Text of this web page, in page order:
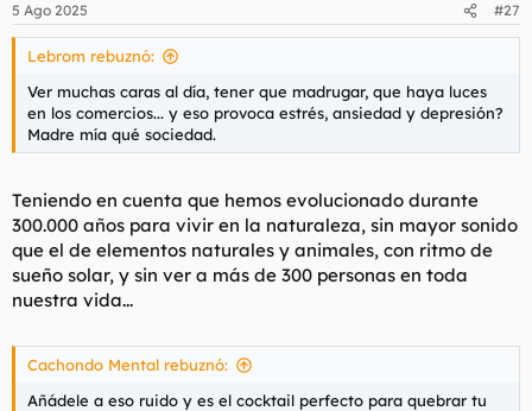
e
s
5 Ago 2025 #27
Lebrom rebuznó:
Ver muchas caras al día, tener que madrugar, que haya luces
en los comercios... y eso provoca estrés, ansiedad y depresión?
Madre mía qué sociedad.
Teniendo en cuenta que hemos evolucionado durante
300.000 años para vivir en la naturaleza, sin mayor sonido
que el de elementos naturales y animales, con ritmo de
sueño solar, y sin ver a más de 300 personas en toda
nuestra vida...
Cachondo Mental rebuznó:
Añádele a eso ruido y es el cocktail perfecto para quebrar tu